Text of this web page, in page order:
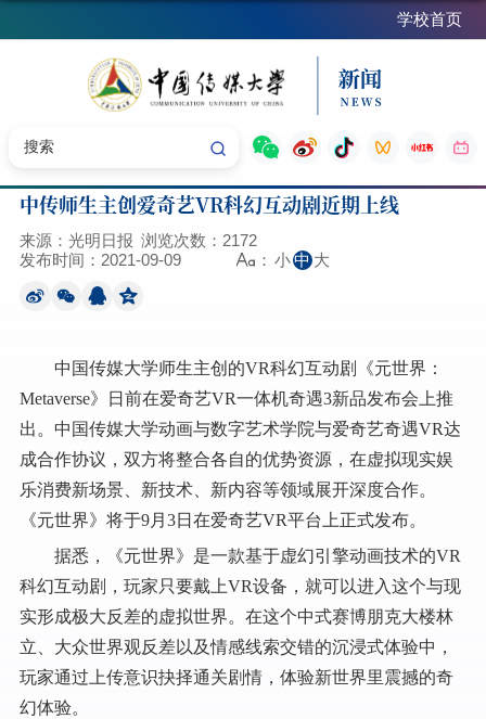
学校首页
中传师生主创爱奇艺VR科幻互动剧近期上线
来源：光明日报 浏览次数： 2172
发布时间：2021-09-09
： 小中 大
中国传媒大学师生主创的VR科幻互动剧《元世界：
Metaverse》日前在爱奇艺VR一体机奇遇3新品发布会上推
出。中国传媒大学动画与数字艺术学院与爱奇艺奇遇VR达
成合作协议，双方将整合各自的优势资源，在虚拟现实娱
乐消费新场景、新技术、新内容等领域展开深度合作。
《元世界》将于9月3日在爱奇艺VR平台上正式发布。
据悉，《元世界》是一款基于虚幻引擎动画技术的VR
科幻互动剧，玩家只要戴上VR设备，就可以进入这个与现
实形成极大反差的虚拟世界。在这个中式赛博朋克大楼林
立、大众世界观反差以及情感线索交错的沉浸式体验中，
玩家通过上传意识抉择通关剧情，体验新世界里震撼的奇
幻体验。